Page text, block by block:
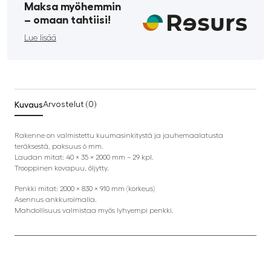
Maksa myöhemmin
­– omaan tahtiisi!
Lue lisää
KuvausArvostelut (0)
Rakenne on valmistettu kuumasinkitystä ja jauhemaalatusta
teräksestä, paksuus 6 mm.
Laudan mitat: 40 × 35 × 2000 mm – 29 kpl.
Trooppinen kovapuu, öljytty.
Penkki mitat: 2000 × 830 × 910 mm (korkeus)
Asennus ankkuroimalla.
Mahdollisuus valmistaa myös lyhyempi penkki.